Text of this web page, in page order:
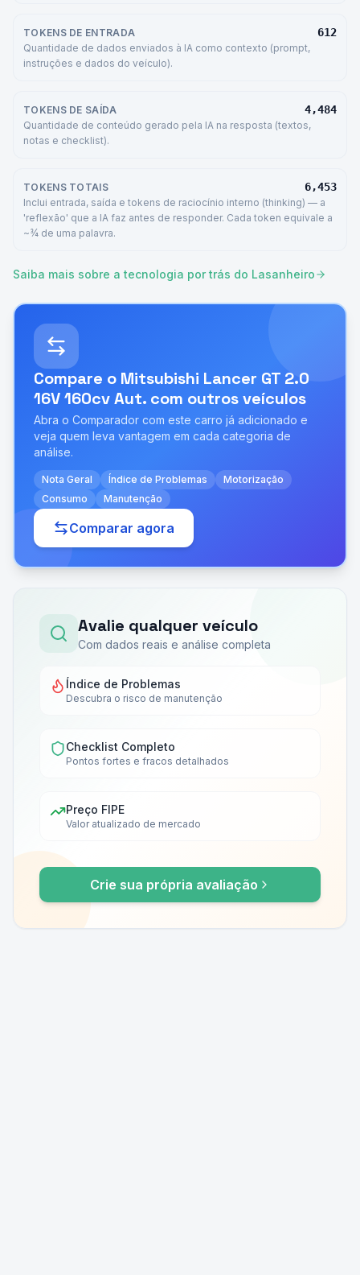
TOKENS DE ENTRADA 612
Quantidade de dados enviados à IA como contexto (prompt,
instruções e dados do veículo).
TOKENS DE SAÍDA 4,484
Quantidade de conteúdo gerado pela IA na resposta (textos,
notas e checklist).
TOKENS TOTAIS 6,453
Inclui entrada, saída e tokens de raciocínio interno (thinking) — a
'reflexão' que a IA faz antes de responder. Cada token equivale a
~¾ de uma palavra.
Saiba mais sobre a tecnologia por trás do Lasanheiro
Compare o Mitsubishi Lancer GT 2.0
16V 160cv Aut. com outros veículos
Abra o Comparador com este carro já adicionado e
veja quem leva vantagem em cada categoria de
análise.
Nota Geral Índice de Problemas
Motorização
Consumo
Manutenção
Comparar agora
Avalie qualquer veículo
Com dados reais e análise completa
Índice de Problemas
Descubra o risco de manutenção
Checklist Completo
Pontos fortes e fracos detalhados
Preço FIPE
Valor atualizado de mercado
Crie sua própria avaliação